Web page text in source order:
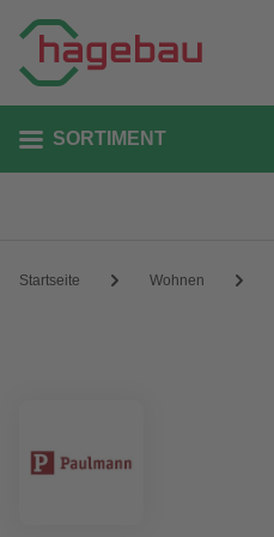
SORTIMENT
Startseite Wohnen